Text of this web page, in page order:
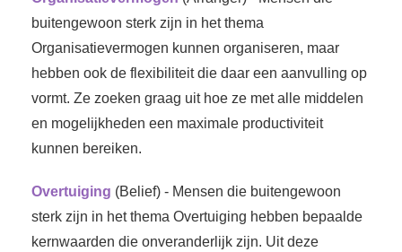
buitengewoon sterk zijn in het thema
Organisatievermogen kunnen organiseren, maar
hebben ook de flexibiliteit die daar een aanvulling op
vormt. Ze zoeken graag uit hoe ze met alle middelen
en mogelijkheden een maximale productiviteit
kunnen bereiken.
Overtuiging (Belief) - Mensen die buitengewoon
sterk zijn in het thema Overtuiging hebben bepaalde
kernwaarden die onveranderlijk zijn. Uit deze